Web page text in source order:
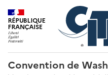
RÉPUBLIQUE
FRANÇAISE
Convention de